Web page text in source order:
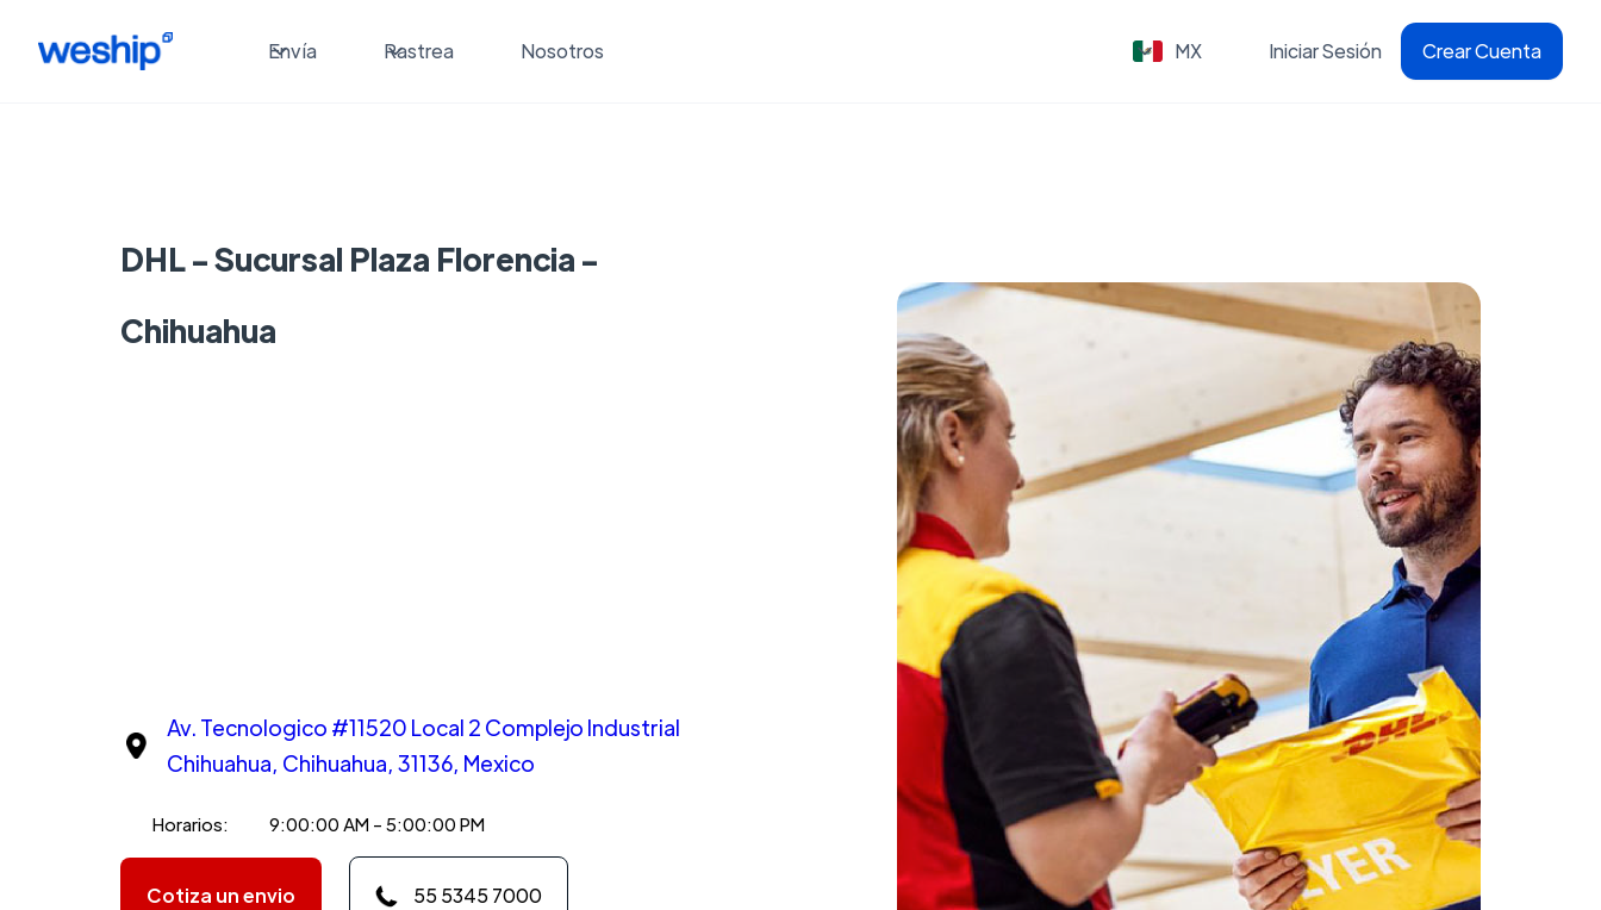
Envía Rastrea Nosotros MX Iniciar Sesión Crear Cuenta
DHL - Sucursal Plaza Florencia -
Chihuahua
Av. Tecnologico #11520 Local 2 Complejo Industrial
Chihuahua, Chihuahua, 31136, Mexico
Horarios: 9:00:00 AM - 5:00:00 PM
Cotiza un envio 55 5345 7000